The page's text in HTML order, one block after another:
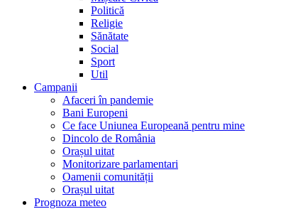
Politică
Religie
Sănătate
Social
Sport
Util
Campanii
Afaceri în pandemie
Bani Europeni
Ce face Uniunea Europeană pentru mine
Dincolo de România
Orașul uitat
Monitorizare parlamentari
Oamenii comunității
Orașul uitat
Prognoza meteo